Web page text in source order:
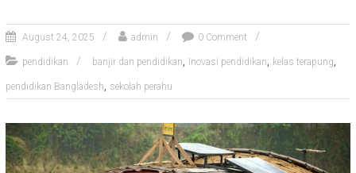
August 24, 2025 admin 0 Comment
pendidikan banjir dan pendidikan, Inovasi pendidikan, kelas terapung,
pendidikan Bangladesh, sekolah perahu